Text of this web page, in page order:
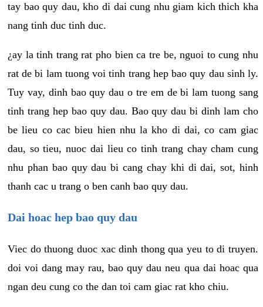
tay bao quy dau, kho di dai cung nhu giam kich thich kha
nang tinh duc tinh duc.
¿ay la tinh trang rat pho bien ca tre be, nguoi to cung nhu
rat de bi lam tuong voi tinh trang hep bao quy dau sinh ly.
Tuy vay, dinh bao quy dau o tre em de bi lam tuong sang
tinh trang hep bao quy dau. Bao quy dau bi dinh lam cho
be lieu co cac bieu hien nhu la kho di dai, co cam giac
dau, so tieu, nuoc dai lieu co tinh trang chay cham cung
nhu phan bao quy dau bi cang chay khi di dai, sot, hinh
thanh cac u trang o ben canh bao quy dau.
Dai hoac hep bao quy dau
Viec do thuong duoc xac dinh thong qua yeu to di truyen.
doi voi dang may rau, bao quy dau neu qua dai hoac qua
ngan deu cung co the dan toi cam giac rat kho chiu.